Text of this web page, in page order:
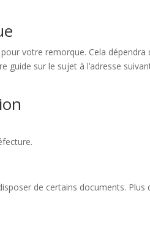
pour votre remorque. Cela dépendra
sur le sujet à l’adresse
de certains documents. Plus